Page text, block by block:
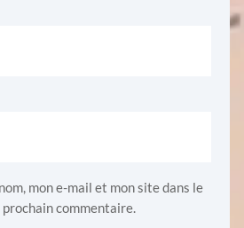
mon e-mail et mon site dans le
commentaire.